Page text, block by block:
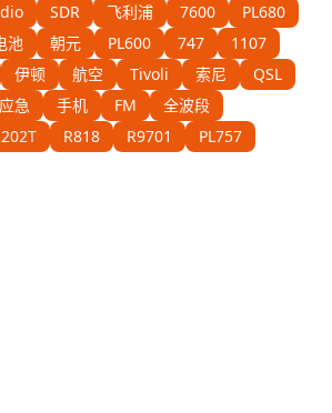
SDR 飞利浦 7600
PL680
池 朝元 PL600 747
1107
伊顿 航空 Tivoli 索尼
QSL
应急 手机 FM
全波段
R818 R9701
PL757